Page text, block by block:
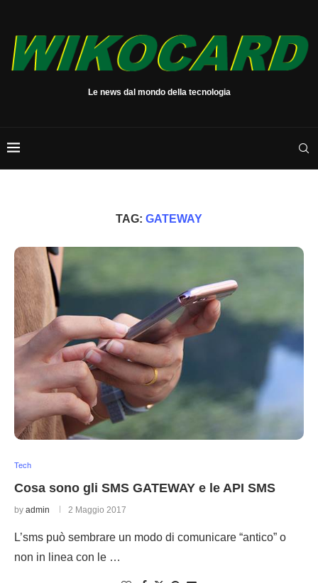
Le news dal mondo della tecnologia
TAG: GATEWAY
Tech
Cosa sono gli SMS GATEWAY e le API SMS
by admin 2 Maggio 2017
L’sms può sembrare un modo di comunicare “antico” o
non in linea con le …